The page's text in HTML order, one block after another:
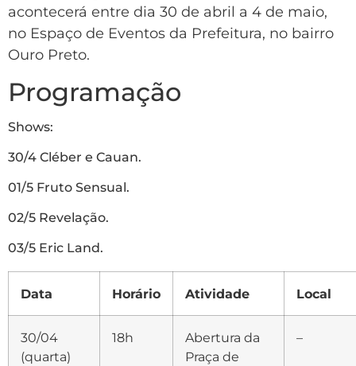
acontecerá entre dia 30 de abril a 4 de maio,
no Espaço de Eventos da Prefeitura, no bairro
Ouro Preto.
Programação
Shows:
30/4 Cléber e Cauan.
01/5 Fruto Sensual.
02/5 Revelação.
03/5 Eric Land.
Data Horário Atividade Local
30/04
(quarta)
18h
Abertura da
Praça de
–